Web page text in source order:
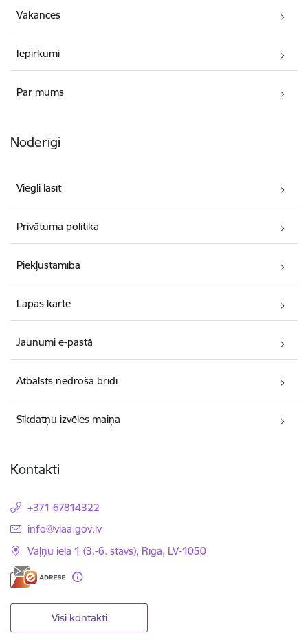
Vakances
Iepirkumi
Par mums
Noderīgi
Viegli lasīt
Privātuma politika
Piekļūstamība
Lapas karte
Jaunumi e-pastā
Atbalsts nedrošā brīdī
Sīkdatņu izvēles maiņa
Kontakti
+371 67814322
E-pasts:
info@viaa.gov.lv
Vaļņu iela 1 (3.-6. stāvs), Rīga, LV-1050
Visi kontakti